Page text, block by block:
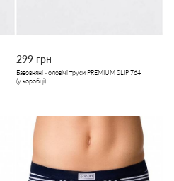
299 грн
Бавовняні чоловічі труси PREMIUM SLIP 764
(у коробці)